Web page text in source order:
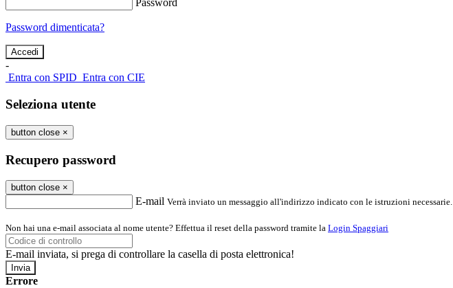
Password
Password dimenticata?
-
Entra con SPID Entra con CIE
Seleziona utente
button close ×
Recupero password
button close ×
E-mail Verrà inviato un messaggio all'indirizzo indicato con le istruzioni necessarie.
Non hai una e-mail associata al nome utente? Effettua il reset della password tramite la Login Spaggiari
E-mail inviata, si prega di controllare la casella di posta elettronica!
Errore